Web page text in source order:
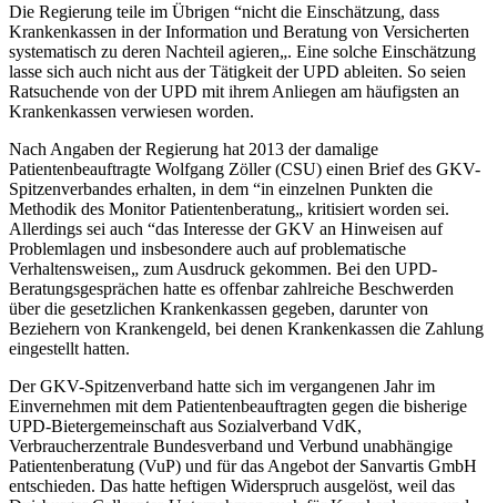
Die Regierung teile im Übrigen “nicht die Einschätzung, dass
Krankenkassen in der Information und Beratung von Versicherten
systematisch zu deren Nachteil agieren„. Eine solche Einschätzung
lasse sich auch nicht aus der Tätigkeit der UPD ableiten. So seien
Ratsuchende von der UPD mit ihrem Anliegen am häufigsten an
Krankenkassen verwiesen worden.
Nach Angaben der Regierung hat 2013 der damalige
Patientenbeauftragte Wolfgang Zöller (CSU) einen Brief des GKV-
Spitzenverbandes erhalten, in dem “in einzelnen Punkten die
Methodik des Monitor Patientenberatung„ kritisiert worden sei.
Allerdings sei auch “das Interesse der GKV an Hinweisen auf
Problemlagen und insbesondere auch auf problematische
Verhaltensweisen„ zum Ausdruck gekommen. Bei den UPD-
Beratungsgesprächen hatte es offenbar zahlreiche Beschwerden
über die gesetzlichen Krankenkassen gegeben, darunter von
Beziehern von Krankengeld, bei denen Krankenkassen die Zahlung
eingestellt hatten.
Der GKV-Spitzenverband hatte sich im vergangenen Jahr im
Einvernehmen mit dem Patientenbeauftragten gegen die bisherige
UPD-Bietergemeinschaft aus Sozialverband VdK,
Verbraucherzentrale Bundesverband und Verbund unabhängige
Patientenberatung (VuP) und für das Angebot der Sanvartis GmbH
entschieden. Das hatte heftigen Widerspruch ausgelöst, weil das